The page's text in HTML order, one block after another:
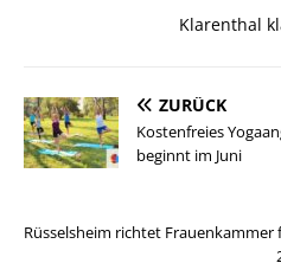
Klarenthal
ZURÜCK
Kostenfreies
beginnt im Juni
Rüsselsheim richtet Frauenkammer